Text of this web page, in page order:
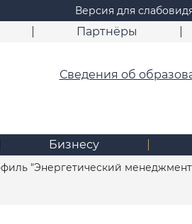
Версия для
Партнёры
Сведения об
Бизнесу
"Энергетический